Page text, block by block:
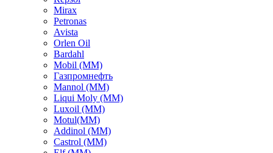
Mirax
Petronas
Avista
Orlen Oil
Bardahl
Mobil (ММ)
Газпромнефть
Mannol (ММ)
Liqui Moly (ММ)
Luxoil (ММ)
Motul(ММ)
Addinol (ММ)
Castrol (ММ)